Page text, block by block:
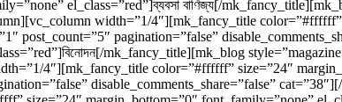
el_class=”red”]ব্যবসা বাণিজ্য[/
width=”1/4″][mk_fancy_title
post_count=”5″ pagination=”false”
mk_fancy_title][mk_blog
4″][mk_fancy_title color=”#ffffff” size=”24″
disable_comments_share=”false”